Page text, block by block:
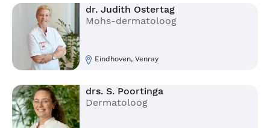
dr. Judith Ostertag
Mohs-dermatoloog
Eindhoven, Venray
drs. S. Poortinga
Dermatoloog